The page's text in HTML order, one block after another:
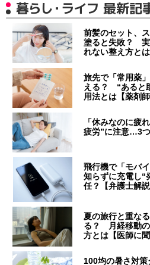
暮らし・ライフ 最新記
前髪のセット、
塗ると失敗？
れない整え方とは
旅先で「常用薬
える？ “あると
用法とは【薬剤師
「休みなのに疲
疲労”に注意…3
飛行機で「モバ
知らずに充電し“
任？【弁護士解説
夏の旅行と重な
る？ 月経移動の
方とは【医師に聞
100均の暑さ対